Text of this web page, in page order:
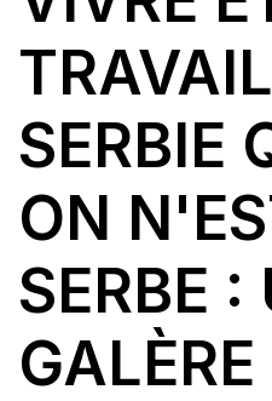
SERBIE
ON
SERBE :
GALÈRE